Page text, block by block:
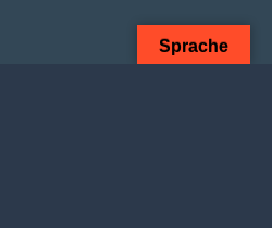
Sprache